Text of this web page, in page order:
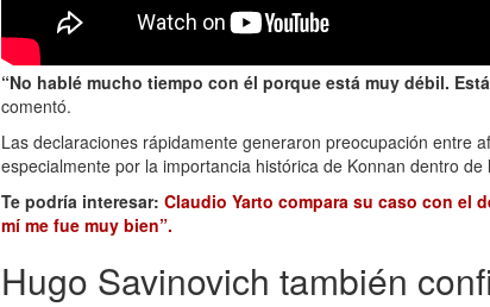
“No hablé mucho tiempo con él porque está muy débil.
comentó.
Las declaraciones rápidamente generaron preocupación entre
especialmente por la importancia histórica de Konnan dentro
Te podría interesar: Claudio Yarto compara su caso con el
mí me fue muy bien”.
Hugo Savinovich también